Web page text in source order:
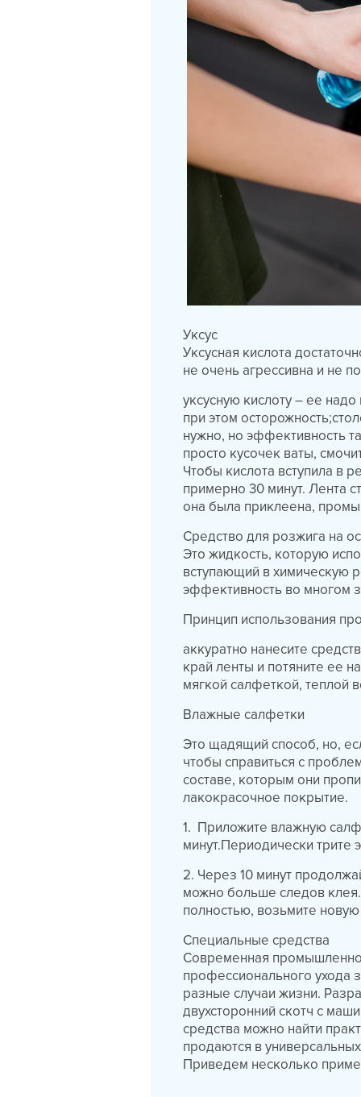
Уксус
Уксусная кислота
не очень агрессивна и не
уксусную кислоту – ее
при этом
нужно, но эффективность
просто кусочек ваты,
Чтобы кислота вступила в
примерно 30 минут. Лента
она была приклеена,
Средство для розжига на
Это жидкость, которую
вступающий в химическую
эффективность во многом
Принцип использования
аккуратно нанесите
край ленты и потяните ее
мягкой салфеткой, теплой
Влажные салфетки
Это щадящий способ, но,
чтобы справиться с
составе, которым они
лакокрасочное покрытие.
1. Приложите влажную
минут.Периодически трите
2. Через 10 минут
можно больше следов
полностью, возьмите
Специальные средства
Современная
профессионального ухода
разные случаи жизни.
двухсторонний скотч с
средства можно найти
продаются в
Приведем несколько